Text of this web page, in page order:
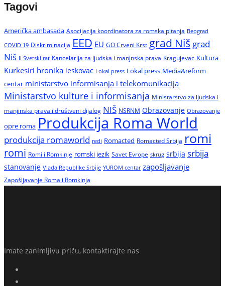
Tagovi
Američka ambasada Asocijacija koordinatora za romska pitanja Beograd
COVID 19 Diskriminacija EED EU GO Crveni Krst grad Niš grad
Niš II Svetski rat Kancelarija za ljudska i manjnska prava Kragujevac Kultura
Kurkesiri hronika leskovac Lokal press Lokal press Media&reform
centar ministarstvo informisanja i telekomunikacija
Ministarstvo kulture i informisanja Ministarstvo za ljudska i
manjinska prava i društveni dijalog NIŠ NSRNM Obrazovanje Obrazovanje
opre roma Produkcija Roma World
produkcija romaworld redi Romacted Romacted Srbija romi
romi Romi i Romkinje romski jezik Savet Evrope skrug srbija srbija
stanovanje Vlada Republike Srbije YUROM centar zapošljavanje
Zapošljavanje Roma i Romkinja
Imate zanimljivu priču, kontaktirajte nas